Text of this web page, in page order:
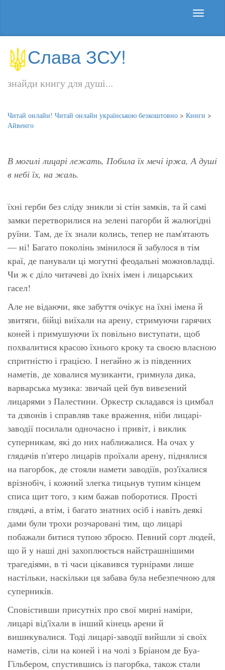
Слава ЗСУ!
знайди книгу для душі...
Читай онлайн! Читай онлайн українською безкоштовно > Книги >
Айвенго
В могилі лицарі лежать, Побила їх мечі іржа, А душі
в небі їх, на жаль.
їхні герби без сліду зникли зі стін замків, та й самі
замки перетворилися на зелені пагорби й жалюгідні
руїни. Там, де їх знали колись, тепер не пам'ятають
— ні! Багато поколінь змінилося й забулося в тім
краї, де панували ці могутні феодальні можновладці.
Чи ж є діло читачеві до їхніх імен і лицарських
гасел!
Але не відаючи, яке забуття очікує на їхні імена й
звитяги, бійці виїхали на арену, стримуючи гарячих
коней і примушуючи їх повільно виступати, щоб
похвалитися красою їхнього кроку та своєю власною
спритністю і грацією. І негайно ж із південних
наметів, де ховалися музиканти, гримнула дика,
варварська музика: звичай цей був вивезений
лицарями з Палестини. Оркестр складався із цимбал
та дзвонів і справляв таке враження, ніби лицарі-
заводії посилали одночасно і привіт, і виклик
суперникам, які до них наближалися. На очах у
глядачів п'ятеро лицарів проїхали арену, піднялися
на пагорбок, де стояли намети заводіїв, роз'їхалися
врізнобіч, і кожний злегка тицьнув тупим кінцем
списа щит того, з ким бажав поборотися. Прості
глядачі, а втім, і багато знатних осіб і навіть деякі
дами були трохи розчаровані тим, що лицарі
побажали битися тупою зброєю. Певний сорт людей,
що й у наші дні захоплюється найстрашнішими
трагедіями, в ті часи цікавився турнірами лише
настільки, наскільки ця забава була небезпечною для
суперників.
Сповістивши присутніх про свої мирні наміри,
лицарі від'їхали в інший кінець арени й
вишикувалися. Тоді лицарі-заводії вийшли зі своїх
наметів, сіли на коней і на чолі з Бріаном де Буа-
Гільбером, спустившись із пагорбка, також стали